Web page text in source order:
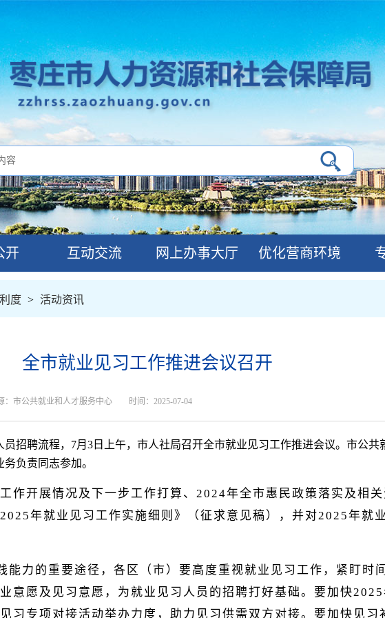
开 互动交流 网上办事大厅 优化营商环境
度 > 活动资讯
全市就业见习工作推进会议召开
：市公共就业和人才服务中心 时间：2025-07-04
招聘流程，7月3日上午，市人社局召开全市就业见习工作推进会议。市公共
负责同志参加。
作开展情况及下一步工作打算、2024年全市惠民政策落实及相
年就业见习工作实施细则》（征求意见稿），并对2025年就
能力的重要途径，各区（市）要高度重视就业见习工作，紧盯时
意愿及见习意愿，为就业见习人员的招聘打好基础。要加快
习专项对接活动举办力度，助力见习供需双方对接。要加快见习